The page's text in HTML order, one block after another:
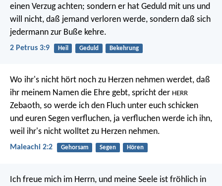
einen Verzug achten; sondern er hat Geduld mit uns und
will nicht, daß jemand verloren werde, sondern daß sich
jedermann zur Buße kehre.
2 Petrus 3:9 Heil Geduld Bekehrung
Wo ihr's nicht hört noch zu Herzen nehmen werdet, daß
ihr meinem Namen die Ehre gebt, spricht der HERR
Zebaoth, so werde ich den Fluch unter euch schicken
und euren Segen verfluchen, ja verfluchen werde ich ihn,
weil ihr's nicht wolltet zu Herzen nehmen.
Maleachi 2:2 Gehorsam Segen Hören
Ich freue mich im Herrn, und meine Seele ist fröhlich in